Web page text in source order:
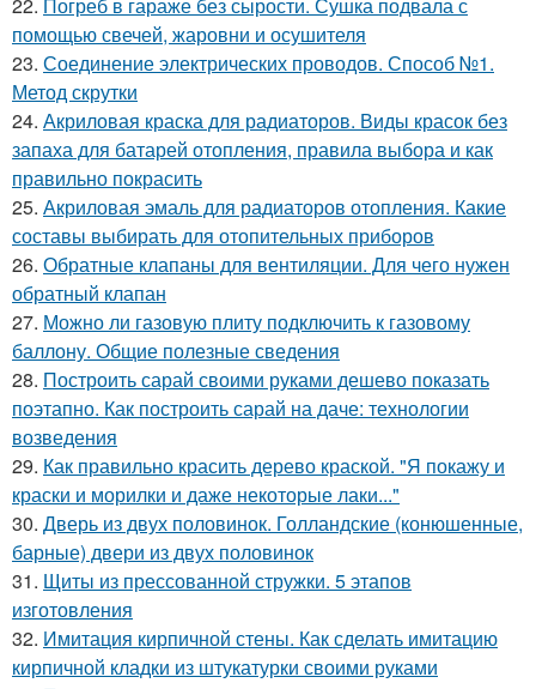
помощью свечей, жаровни и осушителя
23. Соединение электрических проводов. Способ №1.
Метод скрутки
24. Акриловая краска для радиаторов. Виды красок без
запаха для батарей отопления, правила выбора и как
правильно покрасить
25. Акриловая эмаль для радиаторов отопления. Какие
составы выбирать для отопительных приборов
26. Обратные клапаны для вентиляции. Для чего нужен
обратный клапан
27. Можно ли газовую плиту подключить к газовому
баллону. Общие полезные сведения
28. Построить сарай своими руками дешево показать
поэтапно. Как построить сарай на даче: технологии
возведения
29. Как правильно красить дерево краской. "Я покажу и
краски и морилки и даже некоторые лаки..."
30. Дверь из двух половинок. Голландские (конюшенные,
барные) двери из двух половинок
31. Щиты из прессованной стружки. 5 этапов
изготовления
32. Имитация кирпичной стены. Как сделать имитацию
кирпичной кладки из штукатурки своими руками